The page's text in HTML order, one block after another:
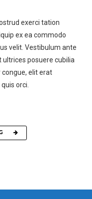
exerci tation
ex ea commodo
velit. Vestibulum ante
posuere cubilia
congue, elit erat
orci.